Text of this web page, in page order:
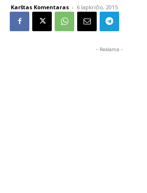
Karštas Komentaras - 6 lapkričio, 2015
- Reklama -